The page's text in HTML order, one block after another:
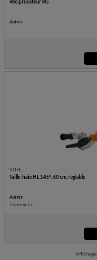
Réciprocateur RG
Autres
STIHL
Taille-haie HL 145°, 60 cm, réglable
Autres
Thermique
Affichage